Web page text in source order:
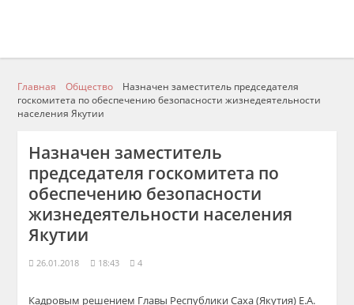
Главная Общество
Назначен заместитель председателя
госкомитета по обеспечению безопасности жизнедеятельности
населения Якутии
Назначен заместитель
председателя госкомитета по
обеспечению безопасности
жизнедеятельности населения
Якутии
26.01.2018 18:43 4
Кадровым решением Главы Республики Саха (Якутия) Е.А.